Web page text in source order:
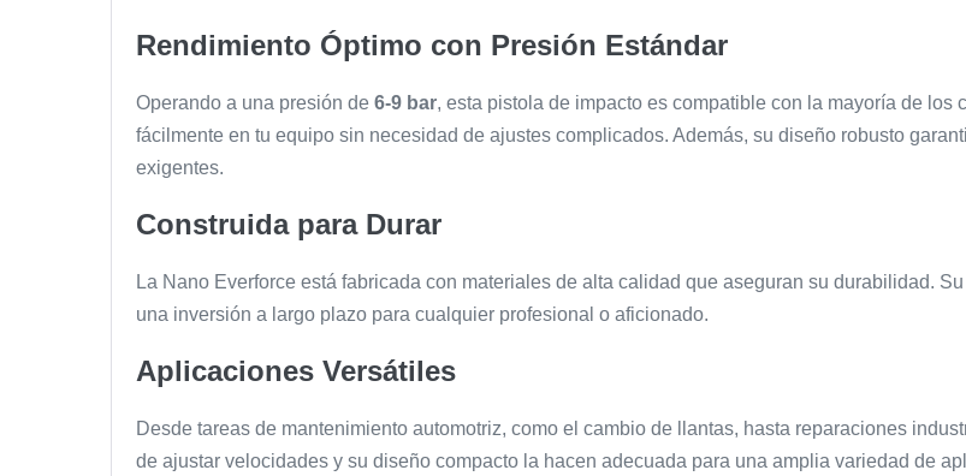
Rendimiento Óptimo con Presión Estándar
Operando a una presión de 6-9 bar, esta pistola de impacto es compatible con la mayoría de
fácilmente en tu equipo sin necesidad de ajustes complicados. Además, su diseño robusto
exigentes.
Construida para Durar
La Nano Everforce está fabricada con materiales de alta calidad que aseguran su durabilidad.
una inversión a largo plazo para cualquier profesional o aficionado.
Aplicaciones Versátiles
Desde tareas de mantenimiento automotriz, como el cambio de llantas, hasta reparaciones
de ajustar velocidades y su diseño compacto la hacen adecuada para una amplia variedad de